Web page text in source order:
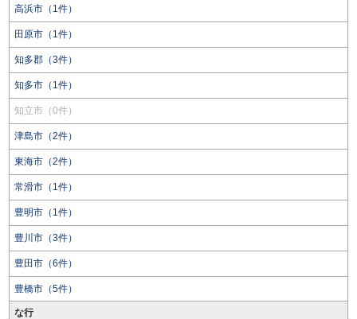
高浜市（1件）
田原市（1件）
知多郡（3件）
知多市（1件）
知立市（0件）
津島市（2件）
東海市（2件）
常滑市（1件）
豊明市（1件）
豊川市（3件）
豊田市（6件）
豊橋市（5件）
な行